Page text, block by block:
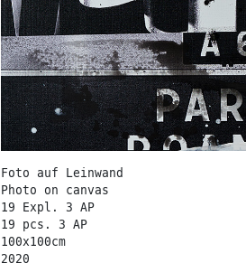
Foto auf Leinwand
Photo on canvas
19 Expl. 3 AP
19 pcs. 3 AP
100x100cm
2020